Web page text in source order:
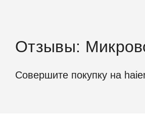
Отзывы:
Совершите покупку на